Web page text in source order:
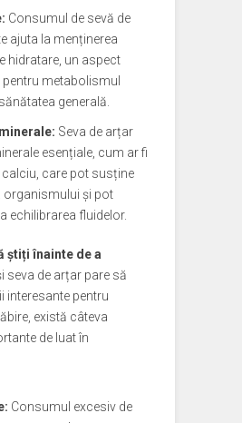
Consumul de sevă de
ajuta la menținerea
hidratare, un aspect
metabolismul
generală.
Seva de arțar
esențiale, cum ar fi
care pot susține
organismului și pot
echilibrarea fluidelor.
știți înainte de a
seva de arțar pare să
interesante pentru
există câteva
de luat în
Consumul excesiv de